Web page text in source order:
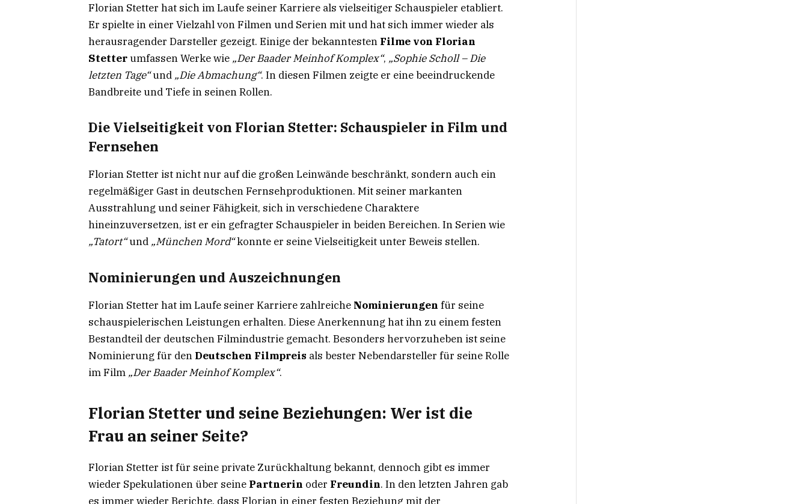
Florian Stetter hat sich im Laufe seiner Karriere als vielseitiger Schauspieler etabliert.
Er spielte in einer Vielzahl von Filmen und Serien mit und hat sich immer wieder als
herausragender Darsteller gezeigt. Einige der bekanntesten Filme von Florian
Stetterumfassen Werke wie „Der Baader Meinhof Komplex“, „Sophie Scholl – Die
letzten Tage“und „Die Abmachung“. In diesen Filmen zeigte er eine beeindruckende
Bandbreite und Tiefe in seinen Rollen.
Die Vielseitigkeit von Florian Stetter: Schauspieler in Film und
Fernsehen
Florian Stetter ist nicht nur auf die großen Leinwände beschränkt, sondern auch ein
regelmäßiger Gast in deutschen Fernsehproduktionen. Mit seiner markanten
Ausstrahlung und seiner Fähigkeit, sich in verschiedene Charaktere
hineinzuversetzen, ist er ein gefragter Schauspieler in beiden Bereichen. In Serien wie
„Tatort“und „München Mord“konnte er seine Vielseitigkeit unter Beweis stellen.
Nominierungen und Auszeichnungen
Florian Stetter hat im Laufe seiner Karriere zahlreiche Nominierungen für seine
schauspielerischen Leistungen erhalten. Diese Anerkennung hat ihn zu einem festen
Bestandteil der deutschen Filmindustrie gemacht. Besonders hervorzuheben ist seine
Nominierung für den Deutschen Filmpreis als bester Nebendarsteller für seine Rolle
im Film „Der Baader Meinhof Komplex“.
Florian Stetter und seine Beziehungen: Wer ist die
Frau an seiner Seite?
Florian Stetter ist für seine private Zurückhaltung bekannt, dennoch gibt es immer
wieder Spekulationen über seine Partnerin oder Freundin. In den letzten Jahren gab
es immer wieder Berichte, dass Florian in einer festen Beziehung mit der